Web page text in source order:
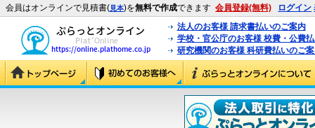
会員はオンラインで見積書(見本)を無料で作成できます 会員登録(無料) ログイン
法人のお客様 請求書払いのご案内
学校・官公庁のお客様 校費・公費
研究機関のお客様 科研費払いのご